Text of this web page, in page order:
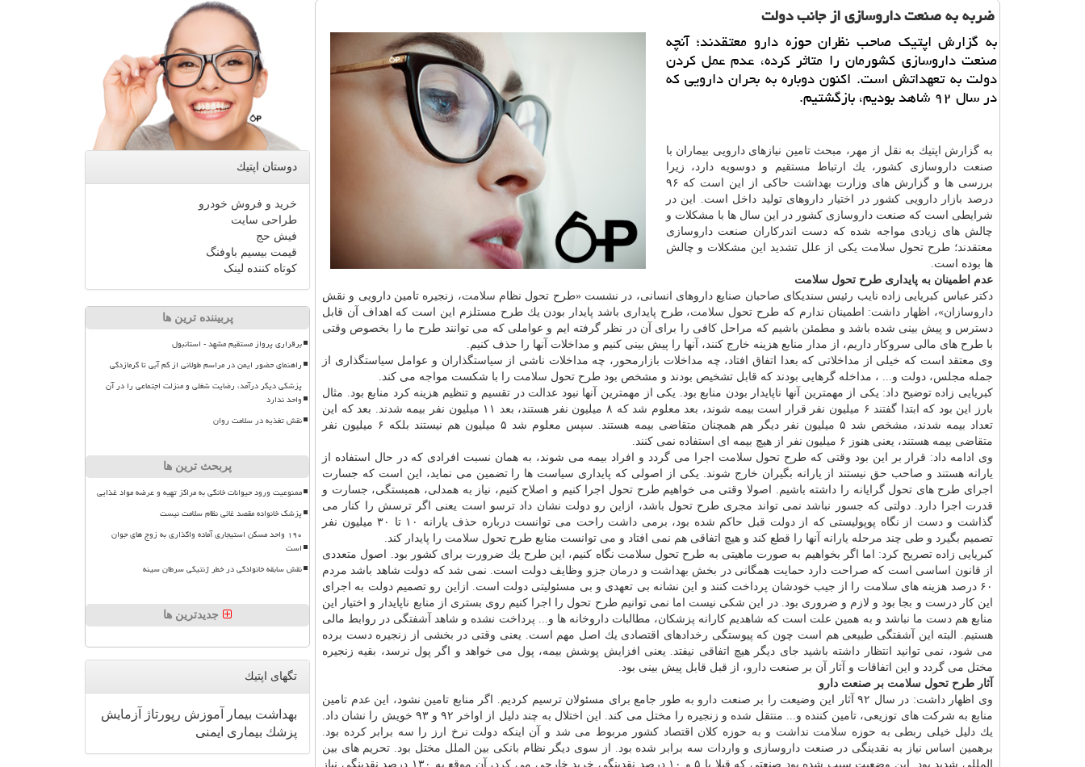
ضربه به صنعت داروسازی از جانب دولت
به گزارش اپتیك صاحب نظران حوزه دارو معتقدند؛ آنچه
صنعت داروسازی كشورمان را متاثر كرده، عدم عمل كردن
دولت به تعهداتش است. اكنون دوباره به بحران دارویی كه
در سال ۹۲ شاهد بودیم، بازگشتیم.
به گزارش اپتیك به نقل از مهر، مبحث تامین نیازهای دارویی بیماران با
صنعت داروسازی كشور، یك ارتباط مستقیم و دوسویه دارد، زیرا
بررسی ها و گزارش های وزارت بهداشت
حاكی از این است كه ۹۶
درصد بازار دارویی كشور در اختیار داروهای تولید داخل است. این در
شرایطی است كه صنعت داروسازی كشور در این سال ها با مشكلات و
چالش های زیادی مواجه شده كه دست اندركاران صنعت داروسازی
معتقدند؛ طرح تحول سلامت یكی از علل تشدید این مشكلات و چالش
ها بوده است.
عدم اطمینان به پایداری طرح تحول سلامت
دكتر عباس كبریایی زاده نایب رئیس سندیكای صاحبان صنایع داروهای انسانی، در نشست «طرح تحول نظام سلامت، زنجیره تامین دارویی و نقش
داروسازان»، اظهار داشت: اطمینان ندارم كه طرح تحول سلامت، طرح پایداری باشد پایدار بودن یك طرح مستلزم این است كه اهداف آن قابل
دسترس و پیش بینی شده باشد و مطمئن باشیم كه مراحل كافی را برای آن در نظر گرفته ایم و عواملی كه می توانند طرح ما را بخصوص وقتی
با طرح های مالی سروكار داریم، از مدار منابع هزینه خارج كنند، آنها را پیش بینی كنیم و مداخلات آنها را حذف كنیم.
وی معتقد است كه خیلی از مداخلاتی كه بعدا اتفاق افتاد، چه مداخلات بازارمحور، چه مداخلات ناشی از سیاستگذاران و عوامل سیاستگذاری از
جمله مجلس، دولت و... ، مداخله گرهایی بودند كه قابل تشخیص بودند و مشخص بود طرح تحول سلامت را با شكست مواجه می كند.
كبریایی زاده توضیح داد: یكی از مهمترین آنها ناپایدار بودن منابع بود. یكی از مهمترین آنها نبود عدالت در تقسیم و تنظیم هزینه كرد منابع بود. مثال
بارز این بود كه ابتدا گفتند ۶ میلیون نفر قرار است بیمه شوند، بعد معلوم شد كه ۸ میلیون نفر هستند، بعد ۱۱ میلیون نفر بیمه شدند. بعد كه این
تعداد بیمه شدند، مشخص شد ۵ میلیون نفر دیگر هم همچنان متقاضی بیمه هستند. سپس معلوم شد ۵ میلیون هم نیستند بلكه ۶ میلیون نفر
متقاضی بیمه هستند، یعنی هنوز ۶ میلیون نفر از هیچ بیمه ای استفاده نمی كنند.
وی ادامه داد: قرار بر این بود وقتی كه طرح تحول سلامت اجرا می گردد و افراد بیمه می شوند، به همان نسبت افرادی كه در حال استفاده از
یارانه هستند و صاحب حق نیستند از یارانه بگیران خارج شوند. یكی از اصولی كه پایداری سیاست ها را تضمین می نماید، این است كه جسارت
اجرای طرح های تحول گرایانه را داشته باشیم. اصولا وقتی می خواهیم طرح تحول اجرا كنیم و اصلاح كنیم، نیاز به همدلی، همبستگی، جسارت و
قدرت اجرا دارد. دولتی كه جسور نباشد نمی تواند مجری طرح تحول باشد، ازاین رو دولت نشان داد ترسو است یعنی اگر ترسش را كنار می
گذاشت و دست از نگاه پوپولیستی كه از دولت قبل حاكم شده بود، برمی داشت راحت می توانست درباره حذف یارانه ۱۰ تا ۳۰ میلیون نفر
تصمیم بگیرد و طی چند مرحله یارانه آنها را قطع كند و هیچ اتفاقی هم نمی افتاد و می توانست منابع طرح تحول سلامت را پایدار كند.
كبریایی زاده تصریح كرد: اما اگر بخواهیم به صورت ماهیتی به طرح تحول سلامت نگاه كنیم، این طرح یك ضرورت برای كشور بود. اصول متعددی
از قانون اساسی است كه صراحت دارد حمایت همگانی در بخش بهداشت و درمان جزو وظایف دولت است. نمی شد كه دولت شاهد باشد مردم
۶۰ درصد هزینه های
سلامت را از جیب خودشان پرداخت كنند و این نشانه بی تعهدی و بی مسئولیتی دولت است. ازاین رو تصمیم دولت به اجرای
این كار درست و بجا بود و لازم و ضروری بود. در این شكی نیست اما نمی توانیم طرح تحول را اجرا كنیم روی بستری از منابع ناپایدار و اختیار این
منابع هم دست ما نباشد و به همین علت است كه شاهدیم كارانه پزشكان، مطالبات داروخانه ها و... پرداخت نشده و شاهد آشفتگی در روابط مالی
هستیم. البته این آشفتگی طبیعی هم است چون كه پیوستگی رخدادهای اقتصادی یك اصل مهم است. یعنی وقتی در بخشی از زنجیره دست برده
می شود، نمی توانید انتظار داشته باشید جای دیگر هیچ اتفاقی نیفتد. یعنی افزایش پوشش بیمه، پول می خواهد و اگر پول نرسد، بقیه زنجیره
مختل می گردد و این اتفاقات و آثار آن بر صنعت دارو، از قبل قابل پیش بینی بود.
آثار طرح تحول سلامت بر صنعت دارو
وی اظهار داشت: در سال ۹۲ آثار این وضیعت را بر صنعت
دارو به طور جامع برای مسئولان ترسیم كردیم. اگر منابع تامین نشود، این عدم تامین
منابع به شركت های توزیعی، تامین كننده و... منتقل شده و زنجیره را مختل می كند. این اختلال به چند دلیل از اواخر ۹۲ و ۹۳ خویش را نشان داد.
یك دلیل خیلی ربطی به حوزه سلامت نداشت و به حوزه كلان اقتصاد كشور مربوط می شد و آن اینكه دولت نرخ ارز را سه برابر كرده بود.
برهمین اساس نیاز به نقدینگی در صنعت داروسازی و واردات سه برابر شده بود. از سوی دیگر نظام بانكی بین الملل مختل بود. تحریم های بین
المللی شدید بود. این وضعیت سبب شده بود صنعتی كه قبلا با ۵ و ۱۰ درصد نقدینگی خرید خارجی می كرد، آن موقع به ۱۳۰ درصد نقدینگی نیاز
دوستان اپتیك
خرید و فروش خودرو
طراحی سایت
فیش حج
قیمت بیسیم باوفنگ
کوتاه کننده لینک
پربیننده ترین ها
برقراری پرواز مستقیم مشهد - استانبول
راهنمای حضور ایمن در مراسم طولانی از کم آبی تا گرمازدگی
پزشکی دیگر درآمد، رضایت شغلی و منزلت اجتماعی را در آن
واحد ندارد
نقش تغذیه در سلامت روان
پربحث ترین ها
ممنوعیت ورود حیوانات خانگی به مراکز تهیه و عرضه مواد غذایی
پزشک خانواده مقصد غائی نظام سلامت نیست
۱۹۰ واحد مسکن استیجاری آماده واگذاری به زوج های جوان
است
نقش سابقه خانوادگی در خطر ژنتیکی سرطان سینه
جدیدترین ها
تگهای اپتیك
بهداشت بیمار آموزش رپورتاژ
آزمایش
پزشك بیماری ایمنی